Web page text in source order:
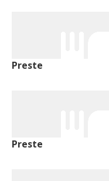
Preste
Preste